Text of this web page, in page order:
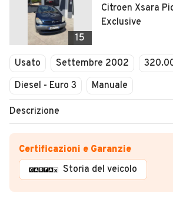
15
Citroen Xsara
Exclusive
Usato Settembre 2002
Diesel - Euro 3
Manuale
Descrizione
Certificazioni e Garanzie
Storia del veicolo